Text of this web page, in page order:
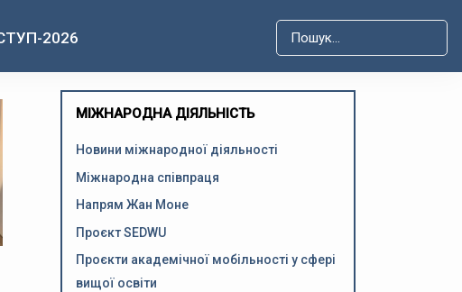
2026
МІЖНАРОДНА ДІЯЛЬНІСТЬ
Новини міжнародної діяльності
Міжнародна співпраця
Напрям Жан Моне
Проєкт SEDWU
Проєкти академічної мобільності у сфері
вищої освіти